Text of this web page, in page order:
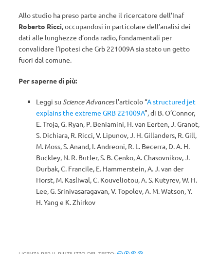
Allo studio ha preso parte anche il ricercatore dell’Inaf
Roberto Ricci, occupandosi in particolare dell’analisi dei
dati alle lunghezze d’onda radio, fondamentali per
convalidare l’ipotesi che Grb 221009A sia stato un getto
fuori dal comune.
Per saperne di più:
Leggi su Science Advancesl’articolo “A structured jet
explains the extreme GRB 221009A”, di B. O’Connor,
E. Troja, G. Ryan, P. Beniamini, H. van Eerten, J. Granot,
S. Dichiara, R. Ricci, V. Lipunov, J. H. Gillanders, R. Gill,
M. Moss, S. Anand, I. Andreoni, R. L. Becerra, D. A. H.
Buckley, N. R. Butler, S. B. Cenko, A. Chasovnikov, J.
Durbak, C. Francile, E. Hammerstein, A. J. van der
Horst, M. Kasliwal, C. Kouveliotou, A. S. Kutyrev, W. H.
Lee, G. Srinivasaragavan, V. Topolev, A. M. Watson, Y.
H. Yang e K. Zhirkov